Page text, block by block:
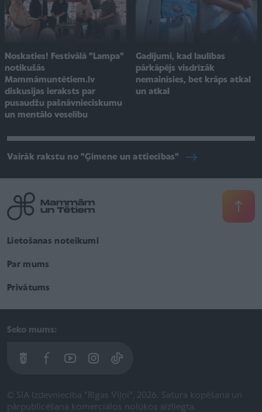
Noskaties! Festivālā "Lampa"
notikušās
Mammāmuntētiem.lv
diskusijas ieraksts par
pusaudžu pašnāvnieciskumu
un mentālo veselību
Gadījumi, kad laulības
pārkāpējs visdrīzāk
nemainīsies, bet krāps atkal
un atkal
Vairāk rakstu no "Ģimene un attiecības"
Lietošanas noteikumi
Par mums
Privātums
Seko mums:
© SIA Izdevniecība "Rīgas Viļņi", 2026. Satura kopēšana un
pārpublicēšana komerciālos nolūkos aizliegta.